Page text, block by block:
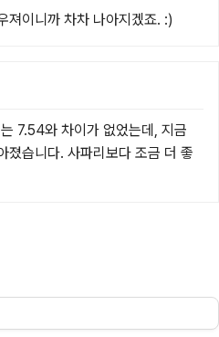
져이니까 차차 나아지겠죠. :)
7.54와 차이가 없었는데, 지금
습니다. 사파리보다 조금 더 좋